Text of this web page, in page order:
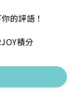
的評語！
積分